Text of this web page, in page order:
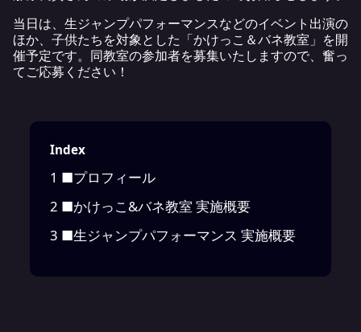
当日は、生ジャンプパフォーマンスなどのイベント出演の
ほか、子供たちを対象とした「かけっこ＆バネ教室」を開
催予定です。同教室の参加者を募集いたしますので、奮っ
てご応募ください！
Index
1 ■プロフィール
2 ■かけっこ&バネ教室 実施概要
3 ■生ジャンプパフォーマンス 実施概要